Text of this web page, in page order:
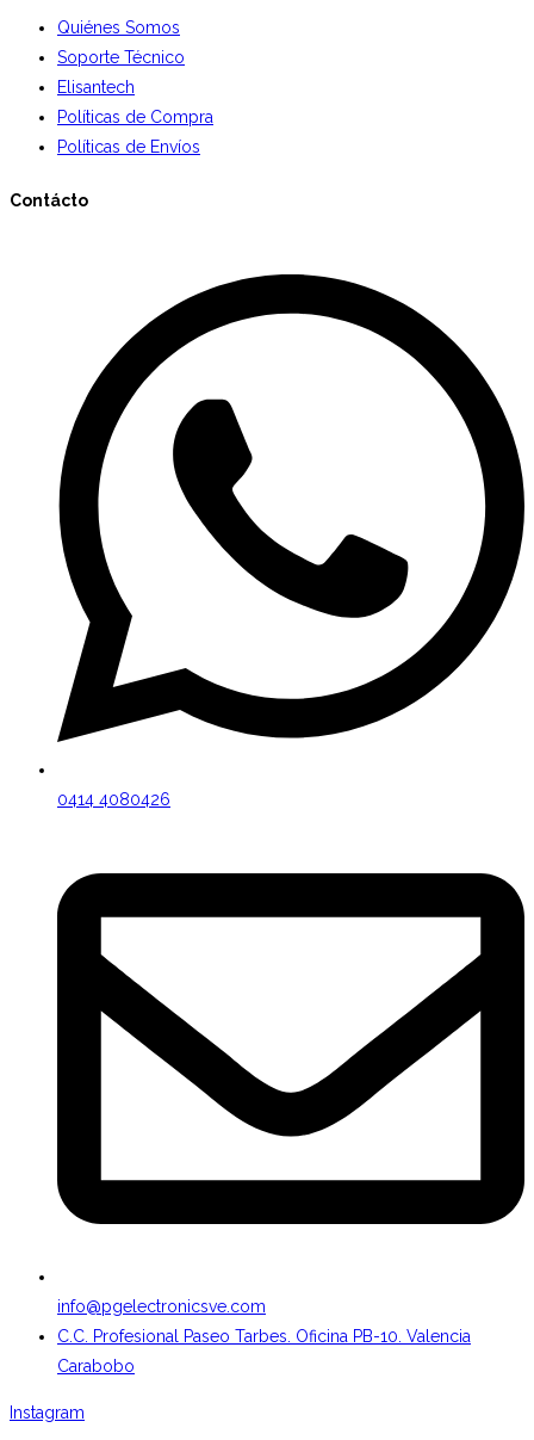
Quiénes Somos
Soporte Técnico
Elisantech
Políticas de Compra
Políticas de Envíos
Contácto
0414 4080426
info@pgelectronicsve.com
C.C. Profesional Paseo Tarbes. Oficina PB-10. Valencia
Carabobo
Instagram